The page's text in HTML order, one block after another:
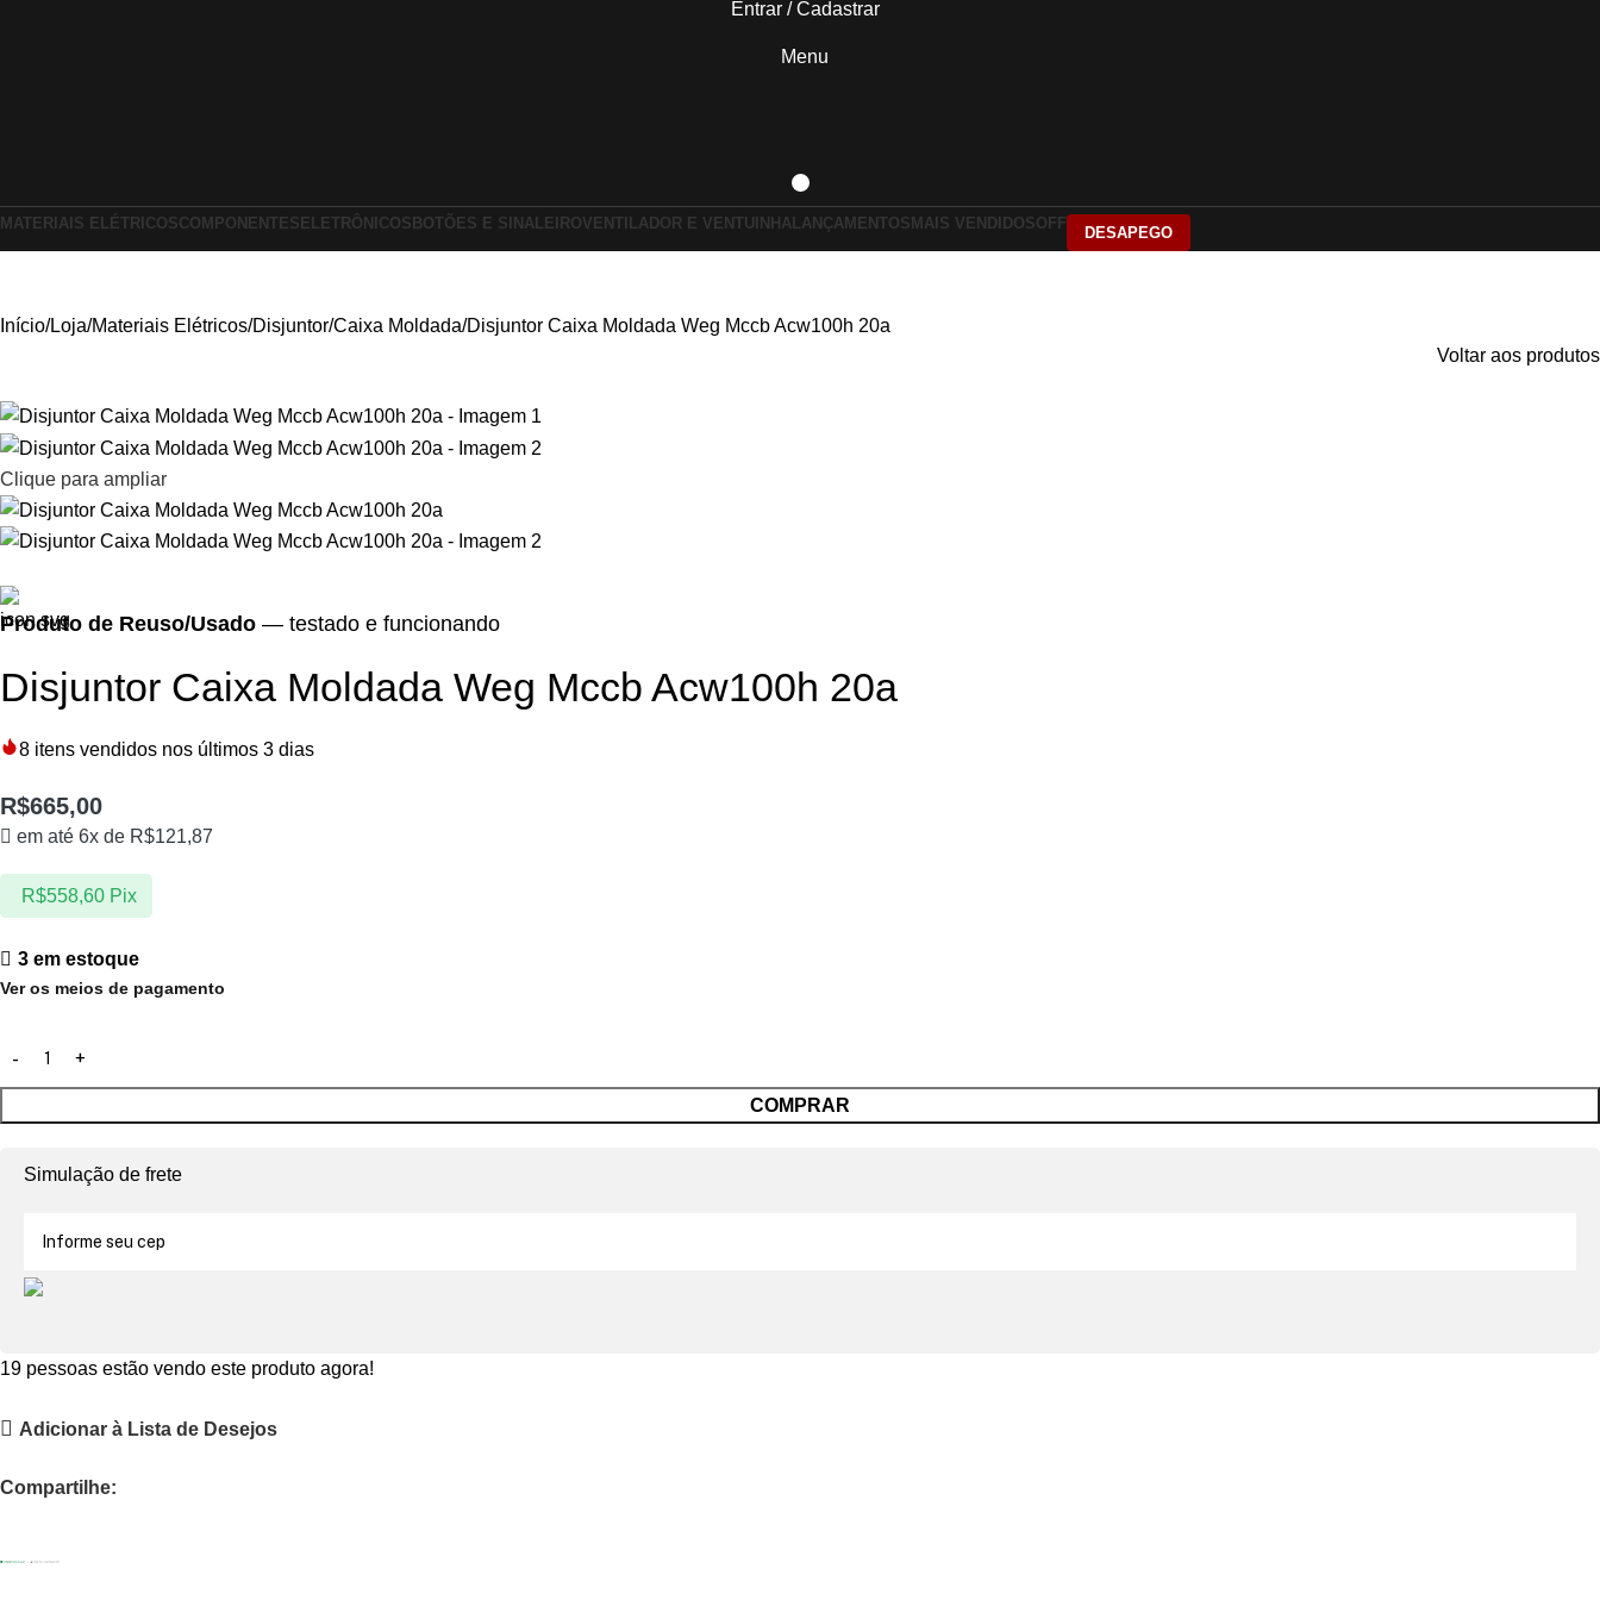
Entrar / Cadastrar
Menu
MATERIAIS ELÉTRICOSCOMPONENTES ELETRÔNICOS BOTÕES E SINALEIROVENTILADOR E VENTUINHA LANÇAMENTOS MAIS VENDIDOSOFF
DESAPEGO
Início Loja Materiais Elétricos Disjuntor Caixa Moldada Disjuntor Caixa Moldada Weg Mccb Acw100h 20a
Voltar aos produtos
Clique para ampliar
Produto de Reuso/Usado — testado e funcionando
Disjuntor Caixa Moldada Weg Mccb Acw100h 20a
8 itens vendidos nos últimos 3 dias
R$665,00
em até 6x de R$121,87
R$558,60 Pix
3 em estoque
Ver os meios de pagamento
COMPRAR
Simulação de frete
19 pessoas estão vendo este produto agora!
Adicionar à Lista de Desejos
Compartilhe: